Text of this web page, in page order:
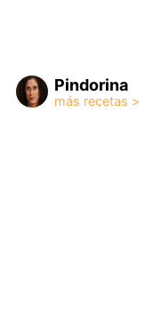
Pindorina